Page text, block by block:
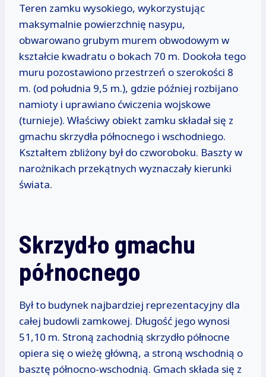
Teren zamku wysokiego, wykorzystując
maksymalnie powierzchnię nasypu,
obwarowano grubym murem obwodowym w
kształcie kwadratu o bokach 70 m. Dookoła tego
muru pozostawiono przestrzeń o szerokości 8
m. (od południa 9,5 m.), gdzie później rozbijano
namioty i uprawiano ćwiczenia wojskowe
(turnieje). Właściwy obiekt zamku składał się z
gmachu skrzydła północnego i wschodniego.
Kształtem zbliżony był do czworoboku. Baszty w
narożnikach przekątnych wyznaczały kierunki
świata.
Skrzydło gmachu
północnego
Był to budynek najbardziej reprezentacyjny dla
całej budowli zamkowej. Długość jego wynosi
51,10 m. Stroną zachodnią skrzydło północne
opiera się o wieżę główną, a stroną wschodnią o
basztę północno-wschodnią. Gmach składa się z